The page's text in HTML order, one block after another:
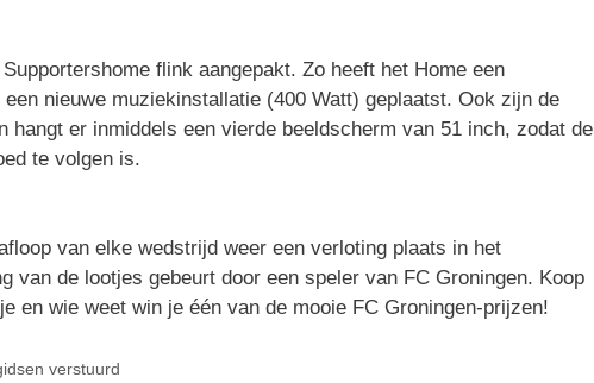
flink aangepakt. Zo heeft het Home een
nieuwe muziekinstallatie (400 Watt) geplaatst. Ook zijn de
hangt er inmiddels een vierde beeldscherm van 51 inch, zodat de
te volgen is.
van elke wedstrijd weer een verloting plaats in het
van de lootjes gebeurt door een speler van FC Groningen. Koop
en wie weet win je één van de mooie FC Groningen-prijzen!
verstuurd